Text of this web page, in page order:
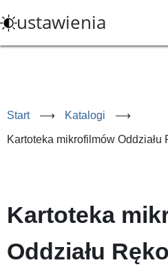
do
treści
ustawienia
Start ⟶ Katalogi ⟶
Kartoteka mikrofilmów Oddziału
Kartoteka
Oddziału